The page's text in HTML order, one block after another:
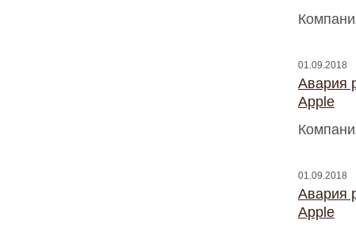
01.09.2018
Авария
Apple
01.09.2018
Авария
Apple